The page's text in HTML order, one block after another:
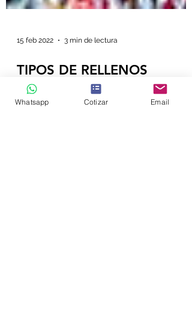
15 feb 2022 3 min de lectura
Whatsapp Cotizar Email